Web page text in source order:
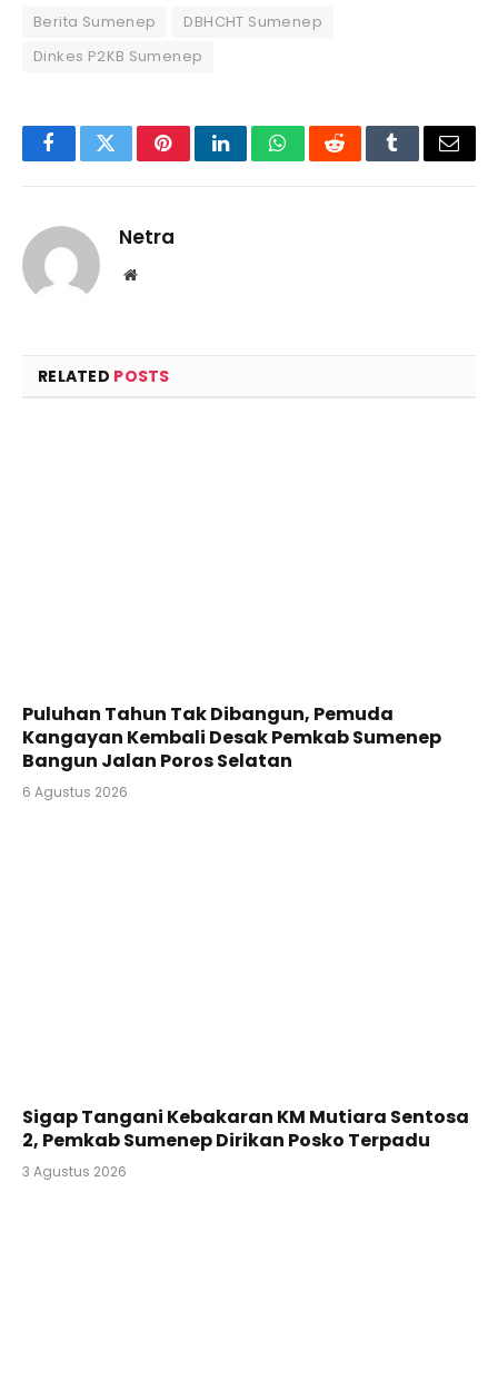
Berita Sumenep
DBHCHT Sumenep
Dinkes P2KB Sumenep
FacebookTwitterPinterestLinkedInWhatsAppRedditTumblrEmail
Netra
Website
RELATED POSTS
Puluhan Tahun Tak Dibangun, Pemuda
Kangayan Kembali Desak Pemkab Sumenep
Bangun Jalan Poros Selatan
6 Agustus 2026
Sigap Tangani Kebakaran KM Mutiara Sentosa
2, Pemkab Sumenep Dirikan Posko Terpadu
3 Agustus 2026